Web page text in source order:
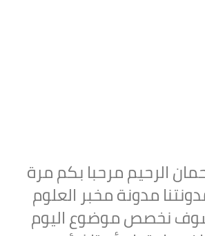
الرحيم مرحبا بكم مرة
مدونة مخبر العلوم
نخصص موضوع اليوم